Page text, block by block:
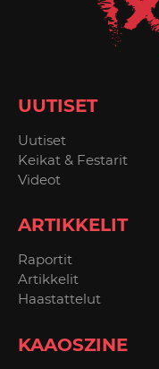
UUTISET
Uutiset
Keikat & Festarit
Videot
ARTIKKELIT
Raportit
Artikkelit
Haastattelut
KAAOSZINE